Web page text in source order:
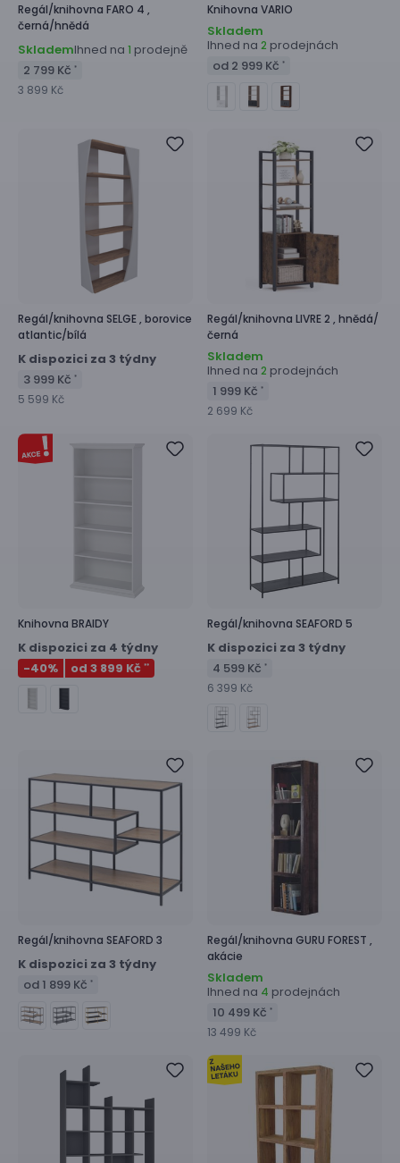
Regál/knihovna FARO 4 ,
černá/hnědá
SklademIhned na 1 prodejně
2 799 Kč *
3 899 Kč
Knihovna VARIO
Skladem
Ihned na 2 prodejnách
od 2 999 Kč *
Regál/knihovna SELGE , borovice
atlantic/bílá
K dispozici za 3 týdny
3 999 Kč *
5 599 Kč
Regál/knihovna LIVRE 2 , hnědá/
černá
Skladem
Ihned na 2 prodejnách
1 999 Kč *
2 699 Kč
Knihovna BRAIDY
K dispozici za 4 týdny
-40% od 3 899 Kč **
Regál/knihovna SEAFORD 5
K dispozici za 3 týdny
4 599 Kč *
6 399 Kč
Regál/knihovna SEAFORD 3
K dispozici za 3 týdny
od 1 899 Kč *
Regál/knihovna GURU FOREST ,
akácie
Skladem
Ihned na 4 prodejnách
10 499 Kč *
13 499 Kč